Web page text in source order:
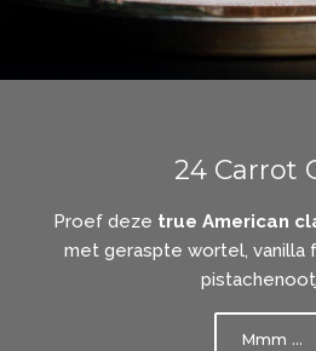
24 Carrot
Proef deze true American
met geraspte wortel, vanilla
Mmm ...